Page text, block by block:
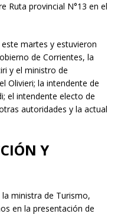
Ruta provincial N°13 en el
martes y estuvieron
de Corrientes, la
y el ministro de
Olivieri; la intendente de
el intendente electo de
autoridades y la actual
Y
ministra de Turismo,
en la presentación de